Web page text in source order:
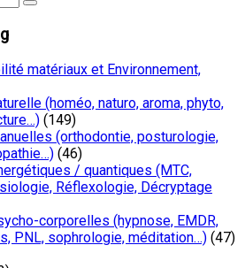
matériaux et Environnement,
(homéo, naturo, aroma, phyto,
(149)
(orthodontie, posturologie,
(46)
/ quantiques (MTC,
Réflexologie, Décryptage
corporelles (hypnose, EMDR,
PNL, sophrologie, méditation…) (47)